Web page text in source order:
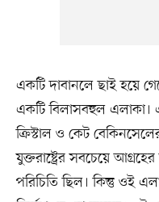
একটি দাবানলে ছাই হয়ে
একটি বিলাসবহুল
ক্রিস্টাল ও কেট
যুক্তরাষ্ট্রের সবচেয়ে
পরিচিতি ছিল। কিন্তু ওই